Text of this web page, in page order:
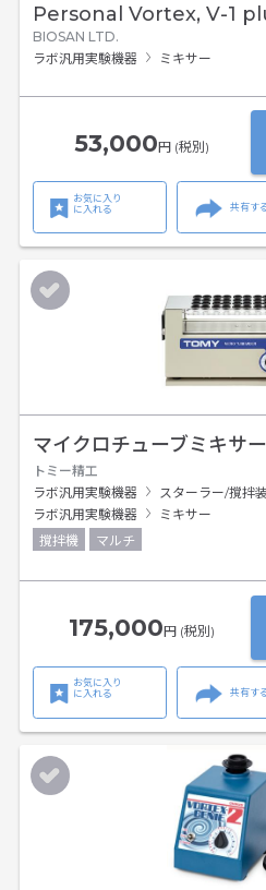
Personal Vortex, V-1
BIOSAN LTD.
ラボ汎用実験機器
ミキサー
53,000円 (税別)
お気に入り
に入れる
共有す
マイクロチューブミキ
トミー精工
ラボ汎用実験機器
スターラー/撹拌
ラボ汎用実験機器
ミキサー
撹拌機
マルチ
175,000円 (税別)
お気に入り
に入れる
共有す